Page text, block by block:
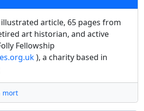
article, 65 pages from
art historian, and active
Fellowship
), a charity based in
mort